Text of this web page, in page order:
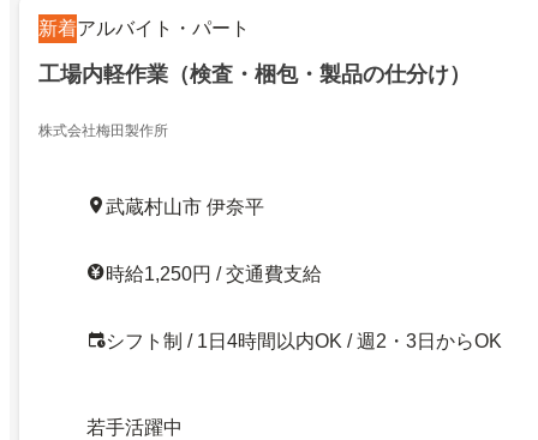
新着アルバイト・パート
工場内軽作業（検査・梱包・製品の仕分け）
株式会社梅田製作所
武蔵村山市 伊奈平
時給1,250円 / 交通費支給
シフト制 / 1日4時間以内OK / 週2・3日からOK
若手活躍中